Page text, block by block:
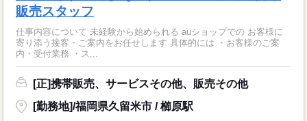
販売スタッフ
仕事内容について 未経験から始められる auショップでの お客様に
寄り添う接客・ご案内をお任せします 具体的には ・お客様のご案
内・受付業務 ・ス...
[正]携帯販売、サービスその他、販売その他
[勤務地]/福岡県久留米市 / 櫛原駅